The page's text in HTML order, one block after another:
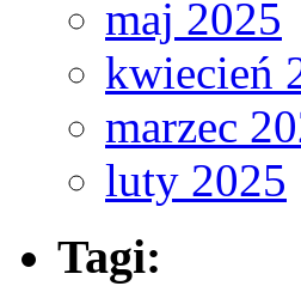
maj 2025
kwiecień
marzec
luty 2025
Tagi: